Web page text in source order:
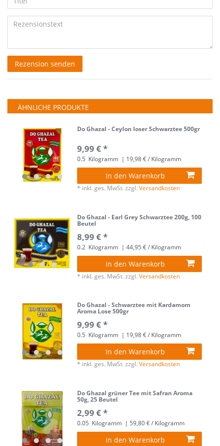
Bewertungssternen
Bewertungssternen
Bewertungssternen
Bewertungssternen
Bewertungssternen
Anzeigename
(optional)
Titel
Rezensionstext
Rezension senden
ÄHNLICHE PRODUKTE
Do Ghazal - Ceylon loser Schwarztee 500gr
9,99 € *
0.5 Kilogramm | 19,98 € / Kilogramm
In den Warenkorb
* inkl. ges. MwSt. zzgl.Versandkosten
Do Ghazal - Earl Grey Schwarztee 200g, 100
Beutel
8,99 € *
0.2 Kilogramm | 44,95 € / Kilogramm
In den Warenkorb
* inkl. ges. MwSt. zzgl.Versandkosten
Do Ghazal - Schwarztee mit Kardamom
Aroma Lose 500gr
9,99 € *
0.5 Kilogramm | 19,98 € / Kilogramm
In den Warenkorb
* inkl. ges. MwSt. zzgl.Versandkosten
Do Ghazal grüner Tee mit Safran Aroma
50g, 25 Beutel
2,99 € *
0.05 Kilogramm | 59,80 € / Kilogramm
In den Warenkorb